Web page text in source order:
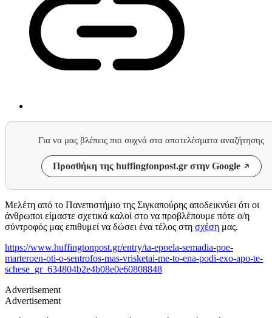
Για να μας βλέπεις πιο συχνά στα αποτελέσματα αναζήτησης
Προσθήκη της huffingtonpost.gr στην Google
Mελέτη από το Πανεπιστήμιο της Σιγκαπούρης αποδεικνύει ότι οι
άνθρωποι είμαστε σχετικά καλοί στο να προβλέπουμε πότε ο/η
σύντροφός μας επιθυμεί να δώσει ένα τέλος στη σχέση μας.
https://www.huffingtonpost.gr/entry/ta-epoela-semadia-poe-
marteroen-oti-o-sentrofos-mas-vrisketai-me-to-ena-podi-exo-apo-te-
schese_gr_634804b2e4b08e0e60808848
Advertisement
Advertisement